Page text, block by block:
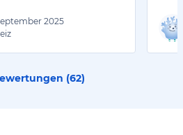
2025
(62)